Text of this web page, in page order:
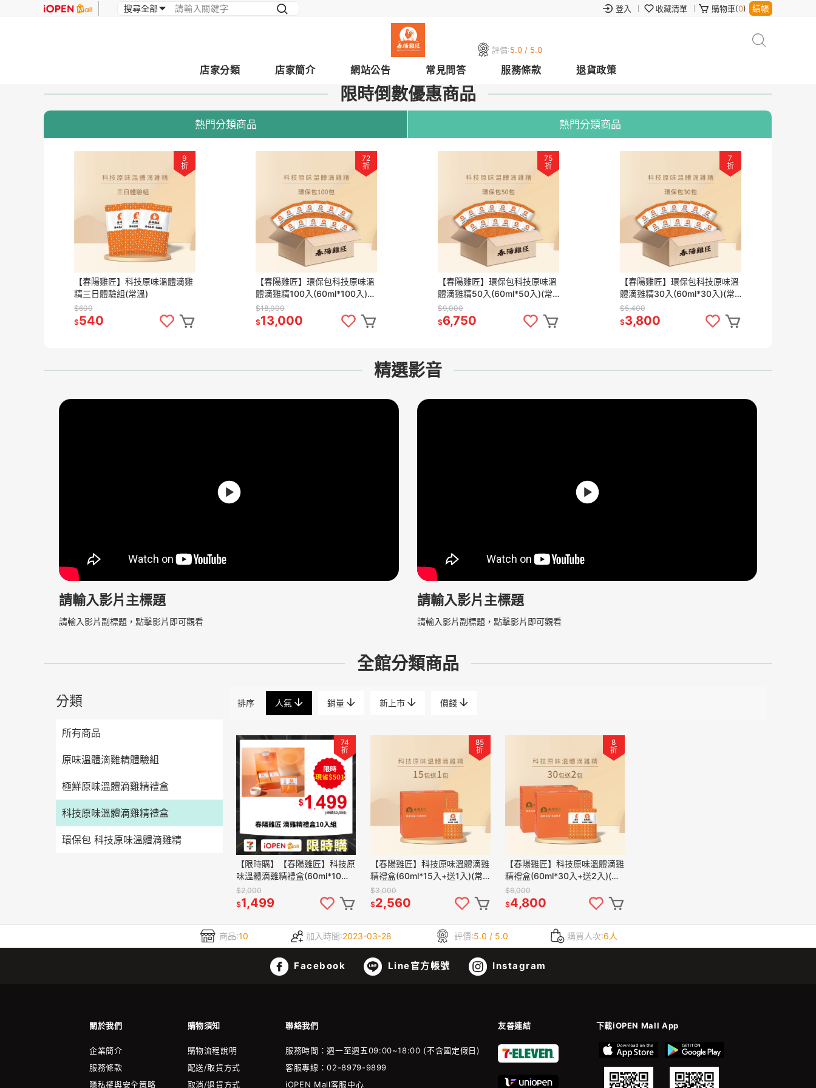
登入 收藏清單 購物車(0) 結帳
評價:5.0 / 5.0
店家分類 店家簡介 網站公告 常見問答 服務條款 退貨政策
限時倒數優惠商品
熱門分類商品 熱門分類商品
9
折
【春陽雞匠】科技原味溫體滴雞
精三日體驗組(常溫)
$600
$540
72
折
【春陽雞匠】環保包科技原味溫
體滴雞精100入(60ml*100入)
(常溫)
$18,000
$13,000
75
折
【春陽雞匠】環保包科技原味溫
體滴雞精50入(60ml*50入)(常
溫)
$9,000
$6,750
7
折
【春陽雞匠】環保包科技原味溫
體滴雞精30入(60ml*30入)(常
溫)
$5,400
$3,800
精選影音
請輸入影片主標題
請輸入影片副標題，點擊影片即可觀看
請輸入影片主標題
請輸入影片副標題，點擊影片即可觀看
全館分類商品
分類
所有商品
原味溫體滴雞精體驗組
極鮮原味溫體滴雞精禮盒
科技原味溫體滴雞精禮盒
環保包 科技原味溫體滴雞精
排序 人氣 銷量 新上市 價錢
74
折
【限時購】【春陽雞匠】科技原
味溫體滴雞精禮盒(60ml*10入)
(常溫)
$2,000
$1,499
85
折
【春陽雞匠】科技原味溫體滴雞
精禮盒(60ml*15入+送1入)(常
溫)
$3,000
$2,560
8
折
【春陽雞匠】科技原味溫體滴雞
精禮盒(60ml*30入+送2入)(常
溫)
$6,000
$4,800
商品:10 加入時間:2023-03-28 評價:5.0 / 5.0 購買人次:6人
Facebook Line官方帳號 Instagram
關於我們 購物須知 聯絡我們 友善連結 下載iOPEN Mall App
企業簡介
服務條款
隱私權與安全策略
購物流程說明
配送/取貨方式
取消/退貨方式
服務時間：週一至週五09:00~18:00 (不含國定假日)
客服專線：02-8979-9899
iOPEN Mall客服中心